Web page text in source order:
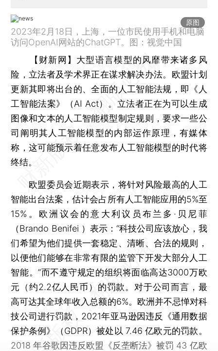
原图
2023年2月18日，上海，一位市民使用手机和电脑
访问OpenAI网站的ChatGPT。图：视觉中国
【财新网】 大型语言模型的风靡带来诸多风
险，立法者及学术界正在谋求解决办法。欧盟计划
更新其即将出台的、全面的人工智能法规，即《人
工智能法案》（AI Act）。立法者正在为可以生成
图像和文本的人工智能模型制定规则，要求一些公
司阐明其人工智能模型的内部运作原理，有媒体
称，这可能预示着任意发布人工智能模型的时代将
终结。
欧盟委员会近期表示，将针对风险最高的人工
智能出台法案，估计会占所有人工智能应用的5%至
15%。欧洲议会的意大利议员布兰多·贝尼菲
（Brando Benifei ）表示：“科技公司应该放心，我
们希望为他们提供一套稳定、清晰、合法的规则，
以便他们能够在非常有限的监管下开发大部分人工
智能。”而不遵守规定的组织将面临高达3000万欧
元（约2.2亿人民币）的罚款。对于公司而言，最
高可达其全球年收入总额的6%。欧洲并不忌惮对科
技公司进行罚款，2021年亚马逊因违反《通用数据
保护条例》（GDPR）被处以 7.46 亿欧元的罚款。
2018 年谷歌因违反欧盟《反垄断法》被罚 43 亿欧